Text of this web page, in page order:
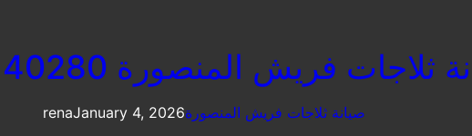
ثلاجات فريش المنصورة 01023140280
renaJanuary 4, 2026صيانة ثلاجات فريش المنصورة